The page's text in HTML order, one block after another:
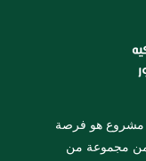
مشروع هو فرصة
من مجموعة من